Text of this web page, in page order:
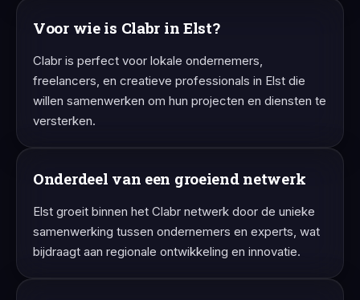
Voor wie is Clabr in Elst?
Clabr is perfect voor lokale ondernemers,
freelancers, en creatieve professionals in Elst die
willen samenwerken om hun projecten en diensten te
versterken.
Onderdeel van een groeiend netwerk
Elst groeit binnen het Clabr netwerk door de unieke
samenwerking tussen ondernemers en experts, wat
bijdraagt aan regionale ontwikkeling en innovatie.